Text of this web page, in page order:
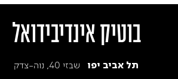
בוטיק אינדיבידואל
תל אביב יפו שבזי 40, נוה-צדק